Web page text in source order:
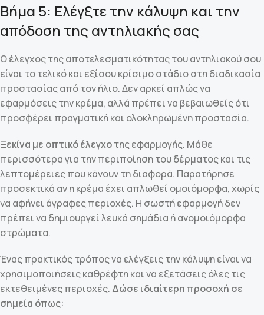
Βήμα 5: Ελέγξτε την κάλυψη και την
απόδοση της αντηλιακής σας
Ο έλεγχος της αποτελεσματικότητας του αντηλιακού σου
είναι το τελικό και εξίσου κρίσιμο στάδιο στη διαδικασία
προστασίας από τον ήλιο. Δεν αρκεί απλώς να
εφαρμόσεις την κρέμα, αλλά πρέπει να βεβαιωθείς ότι
προσφέρει πραγματική και ολοκληρωμένη προστασία.
Ξεκίνα με οπτικό έλεγχοτης εφαρμογής. Μάθε
περισσότερα για την περιποίηση του δέρματος και τις
λεπτομέρειες που κάνουν τη διαφορά. Παρατήρησε
προσεκτικά αν η κρέμα έχει απλωθεί ομοιόμορφα, χωρίς
να αφήνει άγραφες περιοχές. Η σωστή εφαρμογή δεν
πρέπει να δημιουργεί λευκά σημάδια ή ανομοιόμορφα
στρώματα.
Ένας πρακτικός τρόπος να ελέγξεις την κάλυψη είναι να
χρησιμοποιήσεις καθρέφτη και να εξετάσεις όλες τις
εκτεθειμένες περιοχές. Δώσε ιδιαίτερη προσοχή σε
σημεία όπως: